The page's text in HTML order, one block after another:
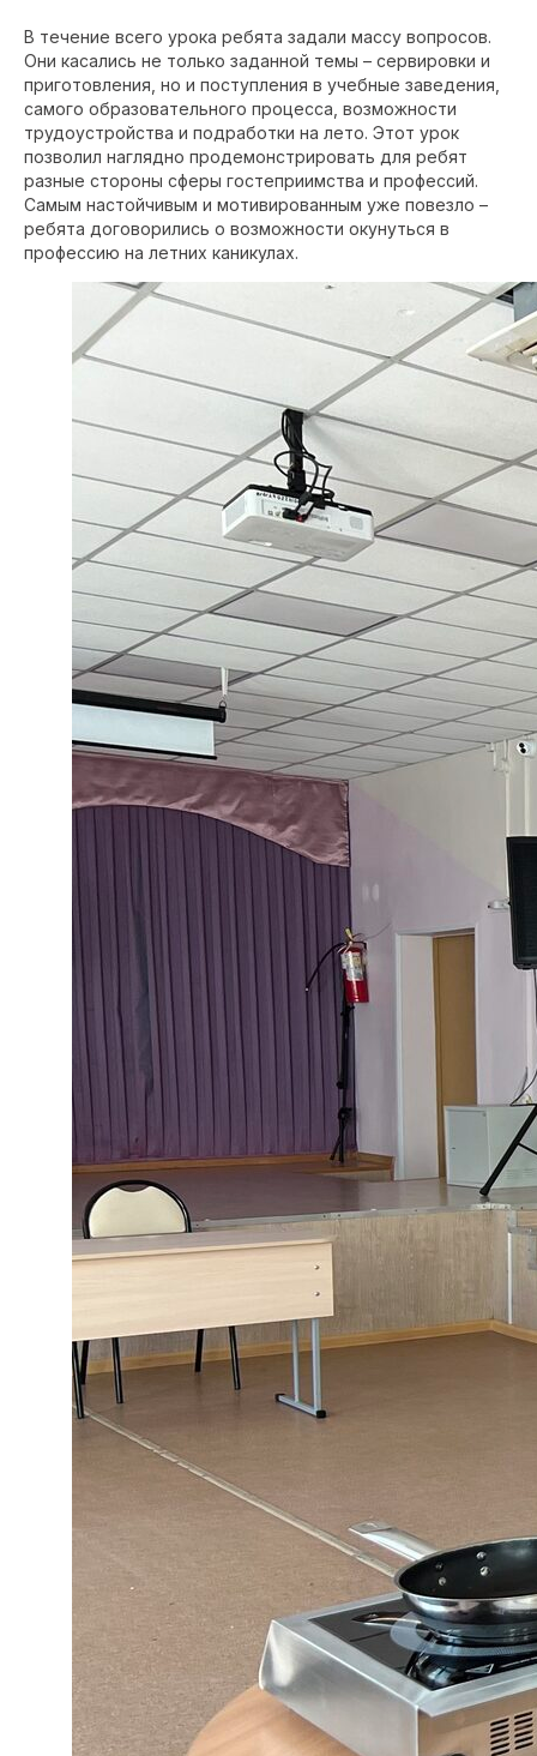
В течение всего урока ребята задали массу вопросов.
Они касались не только заданной темы – сервировки и
приготовления, но и поступления в учебные заведения,
самого образовательного процесса, возможности
трудоустройства и подработки на лето. Этот урок
позволил наглядно продемонстрировать для ребят
разные стороны сферы гостеприимства и профессий.
Самым настойчивым и мотивированным уже повезло –
ребята договорились о возможности окунуться в
профессию на летних каникулах.